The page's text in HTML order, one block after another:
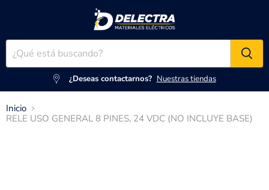
¿Deseas contactarnos? Nuestras tiendas
Inicio
RELE USO GENERAL 8 PINES, 24 VDC (NO INCLUYE BASE)